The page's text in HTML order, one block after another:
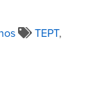
TEPT,